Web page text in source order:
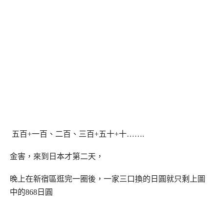
五百+一百、二百、三百+五十+十…….
金害，來到日本才第二天，
晚上在新宿區逛完一圈後，一家三口換的日圓就只剩上圖
中的868日圓